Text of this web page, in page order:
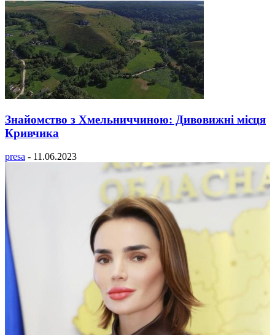
Знайомство з Хмельниччиною: Дивовижні місця
Кривчика
presa - 11.06.2023